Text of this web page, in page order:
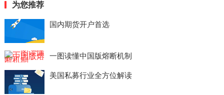
为您推荐
国内期货开户首选
一图读懂中国版熔断机制
美国私募行业全方位解读